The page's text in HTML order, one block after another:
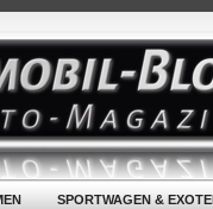
SPORTWAGEN &